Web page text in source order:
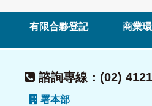
有限合夥登記 商業
諮詢專線：(02)
署本部